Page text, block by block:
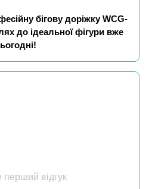
бігову доріжку WCG-
до ідеальної фігури вже
перший відгук